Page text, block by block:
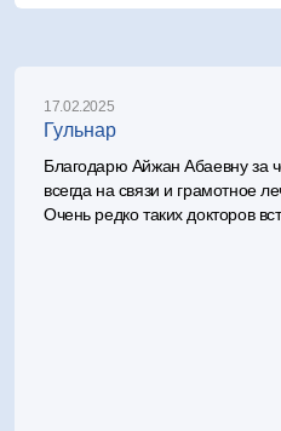
17.02.2025
Гульнар
Благодарю Айжан Абаевну за
всегда на связи и грамотное
Очень редко таких докторов